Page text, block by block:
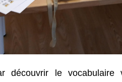
découvrir le vocabulaire